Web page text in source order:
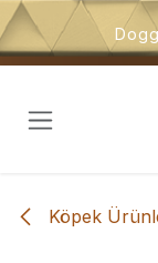
İçeriğe atla
Köpek